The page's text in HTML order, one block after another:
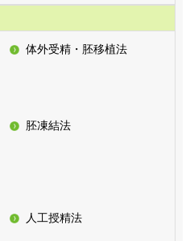
体外受精・胚移植法
胚凍結法
人工授精法